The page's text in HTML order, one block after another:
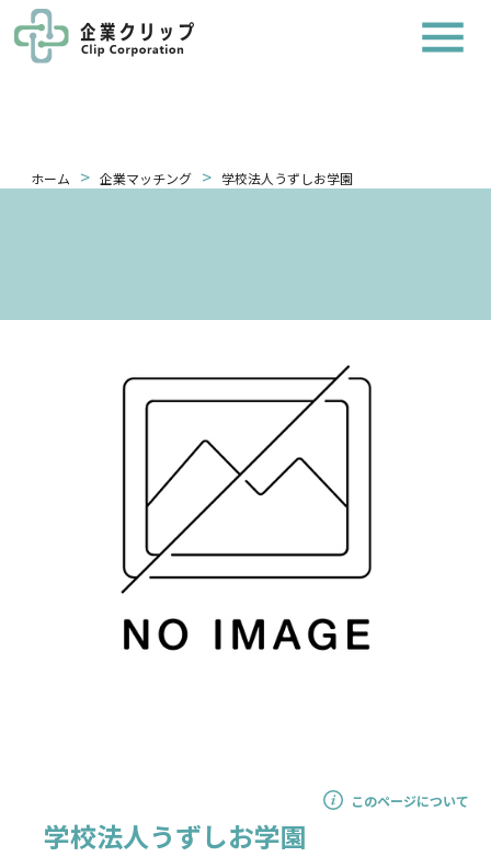
ホーム > 企業マッチング > 学校法人うずしお学園
このページについて
学校法人うずしお学園